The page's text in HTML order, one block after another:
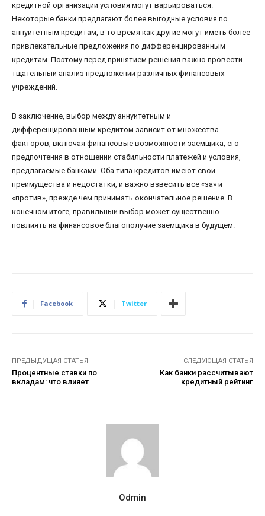
кредитной организации условия могут варьироваться.
Некоторые банки предлагают более выгодные условия по
аннуитетным кредитам, в то время как другие могут иметь более
привлекательные предложения по дифференцированным
кредитам. Поэтому перед принятием решения важно провести
тщательный анализ предложений различных финансовых
учреждений.
В заключение, выбор между аннуитетным и
дифференцированным кредитом зависит от множества
факторов, включая финансовые возможности заемщика, его
предпочтения в отношении стабильности платежей и условия,
предлагаемые банками. Оба типа кредитов имеют свои
преимущества и недостатки, и важно взвесить все «за» и
«против», прежде чем принимать окончательное решение. В
конечном итоге, правильный выбор может существенно
повлиять на финансовое благополучие заемщика в будущем.
Facebook Twitter
ПРЕДЫДУЩАЯ СТАТЬЯ
Процентные ставки по
вкладам: что влияет
СЛЕДУЮЩАЯ СТАТЬЯ
Как банки рассчитывают
кредитный рейтинг
Odmin